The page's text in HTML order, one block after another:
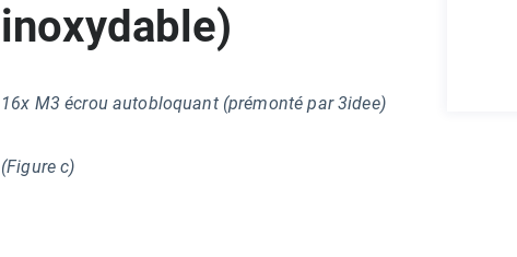
inoxydable)
16x M3 écrou autobloquant (prémonté par 3idee)
(Figure c)